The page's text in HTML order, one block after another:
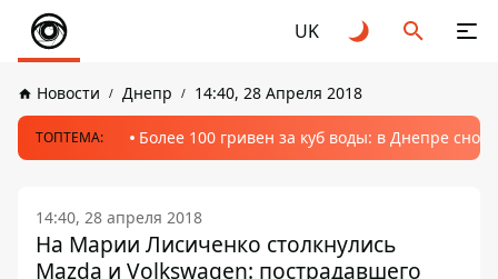
UK
Новости Днепр 14:40, 28 Апреля 2018
ТОПТЕМА: Более 100 гривен за куб воды: в Днепре
14:40, 28 апреля 2018
На Марии Лисиченко столкнулись
Mazda и Volkswagen: пострадавшего